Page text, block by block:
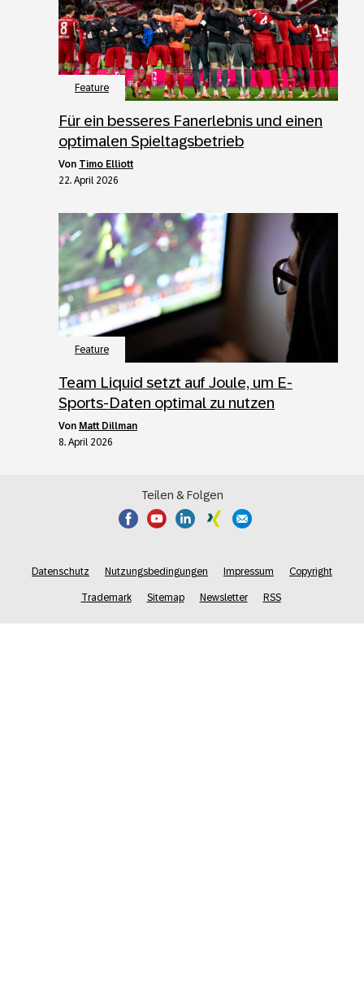
Feature
Für ein besseres Fanerlebnis und einen
optimalen Spieltagsbetrieb
von Timo Elliott
22. April 2026
Feature
Team Liquid setzt auf Joule, um E-
Sports-Daten optimal zu nutzen
von Matt Dillman
8. April 2026
Teilen & Folgen
Datenschutz Nutzungsbedingungen Impressum Copyright
Trademark Sitemap Newsletter RSS